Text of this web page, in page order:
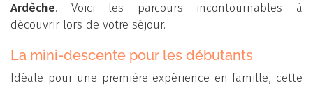
Ardèche. Voici les parcours incontournables à
découvrir lors de votre séjour.
La mini-descente pour les débutants
Idéale pour une première expérience en famille, cette